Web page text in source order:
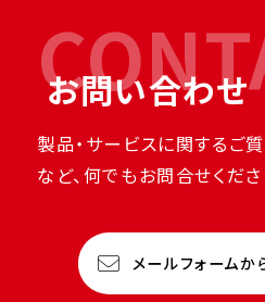
お問い合わせ
製品・サービスに関するご
など、何でもお問合せくださ
メールフォームか